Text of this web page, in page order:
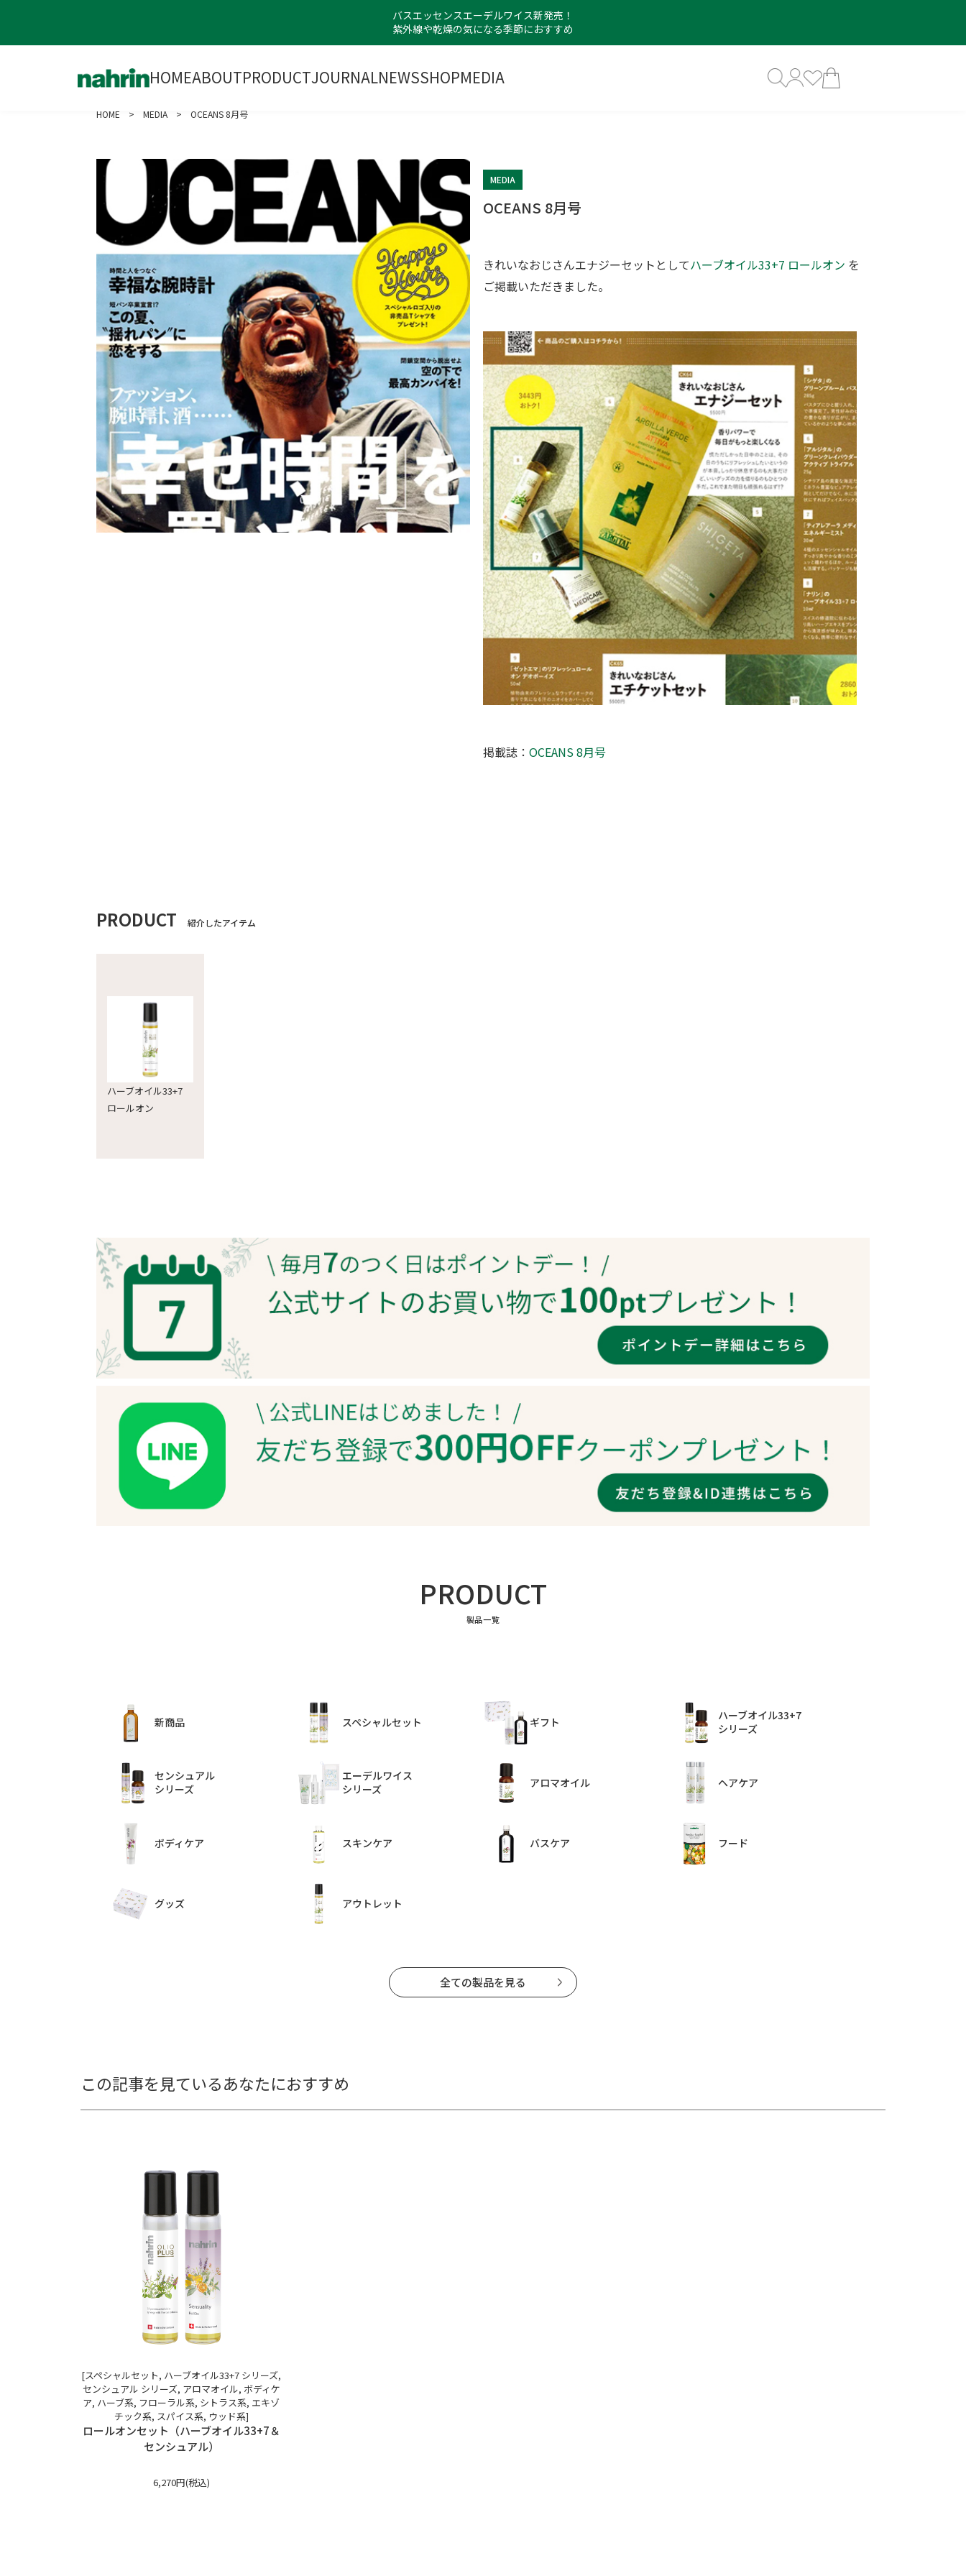
バスエッセンスエーデルワイス新発売！
紫外線や乾燥の気になる季節におすすめ
HOMEABOUTPRODUCTJOURNALNEWSSHOPMEDIA
HOME >MEDIA > OCEANS 8月号
MEDIA
OCEANS 8月号
きれいなおじさんエナジーセットとしてハーブオイル33+7 ロールオン を
ご掲載いただきました。
掲載誌： OCEANS 8月号
PRODUCT 紹介したアイテム
ハーブオイル33+7
ロールオン
PRODUCT
製品一覧
新商品 スペシャルセット ギフト
ハーブオイル33+7
シリーズ
センシュアル
シリーズ
エーデルワイス
シリーズ
アロマオイル ヘアケア
ボディケア スキンケア バスケア フード
グッズ アウトレット
全ての製品を見る
この記事を見ているあなたにおすすめ
[スペシャルセット, ハーブオイル33+7 シリーズ,
センシュアル シリーズ, アロマオイル, ボディケ
ア, ハーブ系, フローラル系, シトラス系, エキゾ
チック系, スパイス系, ウッド系]
ロールオンセット（ハーブオイル33+7＆
センシュアル）
6,270円(税込)